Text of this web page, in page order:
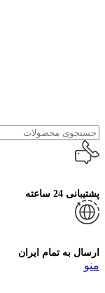
پشتیبانی 24 ساعته
ارسال به تمام ایران
منو